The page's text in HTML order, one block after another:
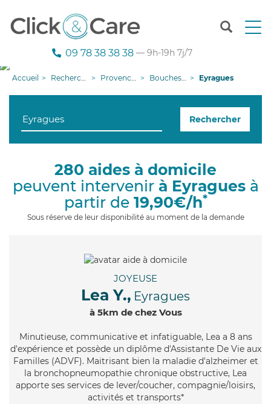
T
n
g
i
09 78 38 38 38 — 9h-19h 7j/7
Accueil Recherche aide à domicile Provence-Alpes-Côte d'Azur Bouches-du-Rhône Eyragues
Rechercher
280 aides à domicile
peuvent intervenir à Eyraguesà
partir de 19,90€/h*
Sous réserve de leur disponibilité au moment de la demande
JOYEUSE
Lea Y., Eyragues
à 5km de chez Vous
Minutieuse, communicative et infatiguable, Lea a 8 ans
d'expérience et possède un diplôme d'Assistante De Vie aux
Familles (ADVF). Maitrisant bien la maladie d'alzheimer et
la bronchopneumopathie chronique obstructive, Lea
apporte ses services de lever/coucher, compagnie/loisirs,
activités et transports*